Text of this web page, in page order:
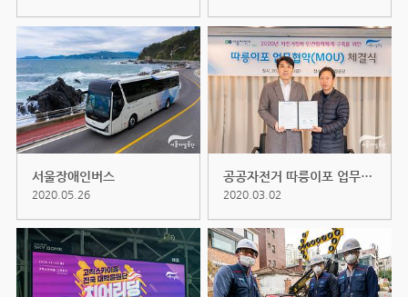
서울장애인버스
2020.05.26
공공자전거 따릉이포 업무협약식 (2...
2020.03.02